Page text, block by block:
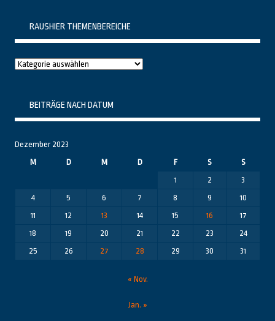
RAUSHIER THEMENBEREICHE
Raushier
BEITRÄGE NACH DATUM
Dezember 2023
M
D M D F S
S
1
2
3
4
5 6 7 8 9
10
11
12 13 14 15 16
17
18
19 20 21 22 23
24
25
26 27 28 29 30 31
« Nov.
Jan. »